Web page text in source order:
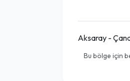
Aksaray -
Bu bölge için